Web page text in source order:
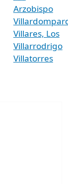
Arzobispo
Villares, Los
Villarrodrigo
Villatorres